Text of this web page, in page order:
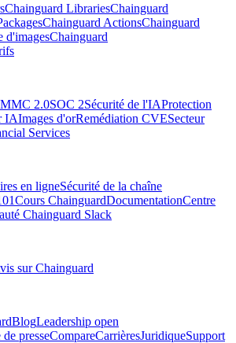
Chainguard LibrariesChainguard
Chainguard ActionsChainguard
d'imagesChainguard
2.0SOC 2Sécurité de l'IAProtection
IAImages d'orRemédiation CVESecteur
Services
en ligneSécurité de la chaîne
Cours ChainguardDocumentationCentre
Chainguard Slack
sur Chainguard
BlogLeadership open
de presseCompareCarrièresJuridiqueSupport